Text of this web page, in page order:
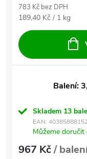
783 Kč bez DPH
Měrná cena:
189,40 Kč / 1 kg
Balení:
Skladem 13
EAN:
Můžeme doručit
967 Kč/